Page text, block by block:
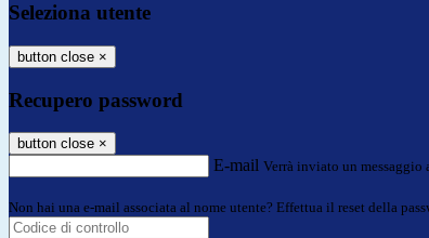
Seleziona utente
button close ×
Recupero password
button close ×
E-mail Verrà inviato un
Non hai una e-mail associata al nome utente? Effettua il reset della